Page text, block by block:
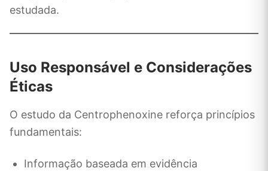
estudada.
Uso Responsável e Considerações
Éticas
O estudo da Centrophenoxine reforça princípios
fundamentais:
Informação baseada em evidência